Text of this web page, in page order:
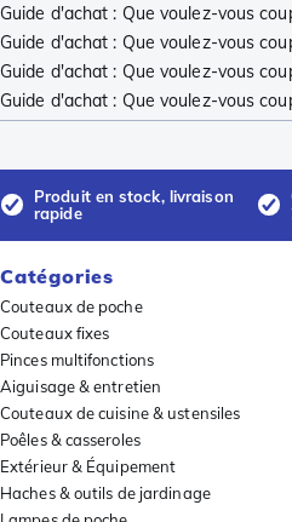
Guide d'achat : Que voulez-vous
Guide d'achat : Que voulez-vous
Guide d'achat : Que voulez-vous
Guide d'achat : Que voulez-vous
Produit en stock, livraison
rapide
Catégories
Couteaux de poche
Couteaux fixes
Pinces multifonctions
Aiguisage & entretien
Couteaux de cuisine & ustensiles
Poêles & casseroles
Extérieur & Équipement
Haches & outils de jardinage